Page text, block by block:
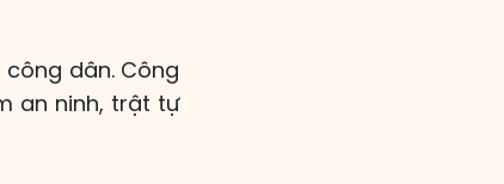
dân. Công
an ninh, trật tự